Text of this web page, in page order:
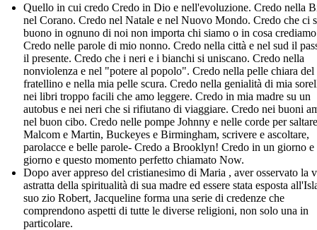
Quello in cui credo Credo in Dio e nell'evoluzione. Credo nella
nel Corano. Credo nel Natale e nel Nuovo Mondo. Credo che ci
buono in ognuno di noi non importa chi siamo o in cosa
Credo nelle parole di mio nonno. Credo nella città e nel sud il
il presente. Credo che i neri e i bianchi si uniscano. Credo nella
nonviolenza e nel "potere al popolo". Credo nella pelle chiara del
fratellino e nella mia pelle scura. Credo nella genialità di mia
nei libri troppo facili che amo leggere. Credo in mia madre su un
autobus e nei neri che si rifiutano di viaggiare. Credo nei buoni
nel buon cibo. Credo nelle pompe Johnny e nelle corde per
Malcom e Martin, Buckeyes e Birmingham, scrivere e ascoltare,
parolacce e belle parole- Credo a Brooklyn! Credo in un giorno e
giorno e questo momento perfetto chiamato Now.
Dopo aver appreso del cristianesimo di Maria , aver osservato la
astratta della spiritualità di sua madre ed essere stata esposta
suo zio Robert, Jacqueline forma una serie di credenze che
comprendono aspetti di tutte le diverse religioni, non solo una in
particolare.